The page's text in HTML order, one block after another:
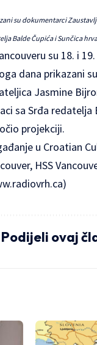
su dokumentarci
Balde Čupića i Sunčica
su 18. i
dana prikazani
Jasmine
sa Srđa
projekciji.
u Croatian
HSS
)
Podijeli ovaj